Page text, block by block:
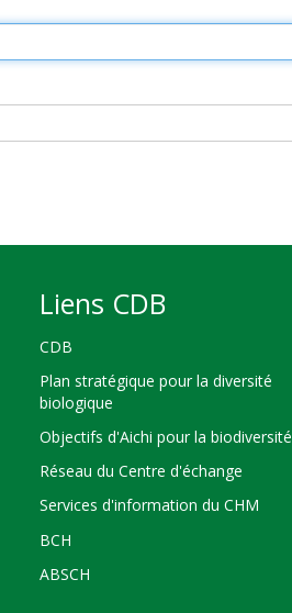
Liens CDB
CDB
Plan stratégique pour la diversité
biologique
Objectifs d'Aichi pour la biodiversité
Réseau du Centre d'échange
Services d'information du CHM
BCH
ABSCH